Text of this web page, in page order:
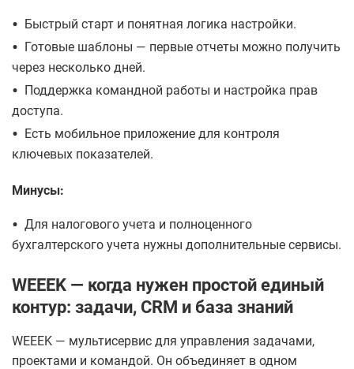
• Быстрый старт и понятная логика настройки.
• Готовые шаблоны — первые отчеты можно получить
через несколько дней.
• Поддержка командной работы и настройка прав
доступа.
• Есть мобильное приложение для контроля
ключевых показателей.
Минусы:
• Для налогового учета и полноценного
бухгалтерского учета нужны дополнительные сервисы.
WEEEK — когда нужен простой единый
контур: задачи, CRM и база знаний
WEEEK — мультисервис для управления задачами,
проектами и командой. Он объединяет в одном